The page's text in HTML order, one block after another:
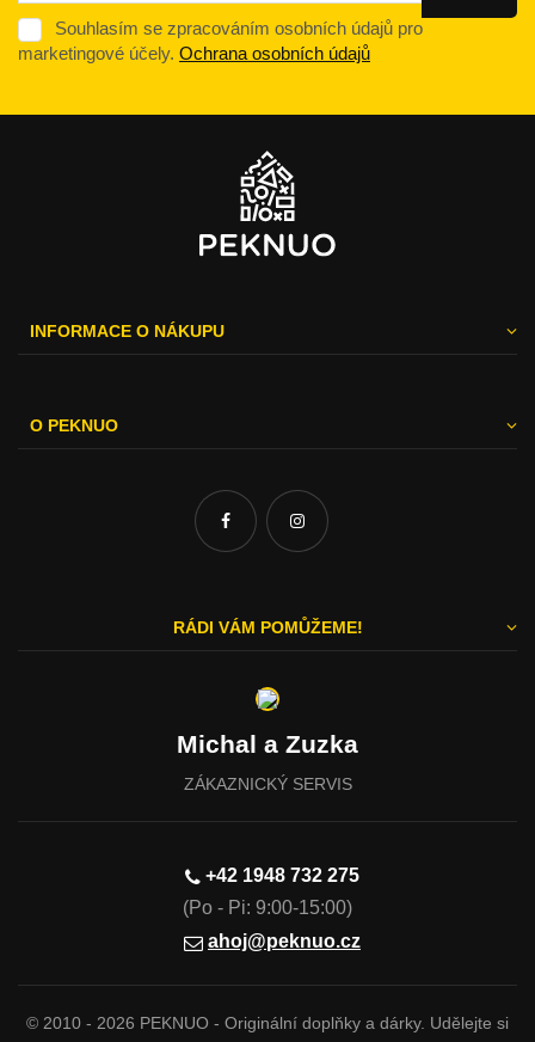
Souhlasím se zpracováním osobních údajů pro
marketingové účely. Ochrana osobních údajů
INFORMACE O NÁKUPU
O PEKNUO
RÁDI VÁM POMŮŽEME!
Michal a Zuzka
ZÁKAZNICKÝ SERVIS
+42 1948 732 275
(Po - Pi: 9:00-15:00)
ahoj@peknuo.cz
© 2010 - 2026 PEKNUO - Originální doplňky a dárky. Udělejte si
Vážíme si vašeho soukromí
Tato stránka používá cookies, aby vám nabídla skvělý zážitek
z procházení. Všechny důležité informace naleznete na
zapnuty. Pokud souhlasíte s přijetím všech cookies, které se
nacházejí na tomto webu, můžete to potvrdit tlačítkem